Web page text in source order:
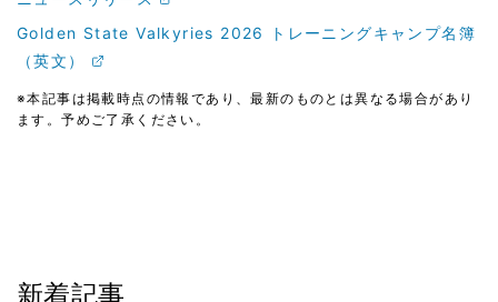
Golden State Valkyries 2026 トレーニングキャンプ名簿
（英文）
※本記事は掲載時点の情報であり、最新のものとは異なる場合があり
ます。予めご了承ください。
新着記事